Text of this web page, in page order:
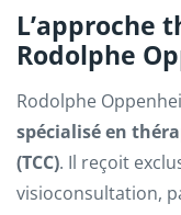
L’approche
Rodolphe
Rodolphe
spécialisé en
(TCC). Il reçoit
visioconsultation,